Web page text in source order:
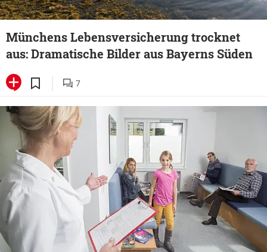
Münchens Lebensversicherung trocknet
aus: Dramatische Bilder aus Bayerns Süden
7